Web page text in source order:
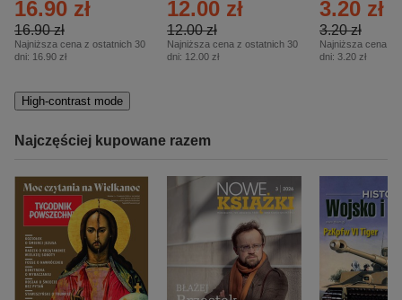
16.90 zł
16.90 zł
Najniższa cena z ostatnich 30
dni: 16.90 zł
12.00 zł
12.00 zł
Najniższa cena z ostatnich 30
dni: 12.00 zł
3.20 zł
3.20 zł
Najniższa cena z
dni: 3.20 zł
High-contrast mode
Najczęściej kupowane razem